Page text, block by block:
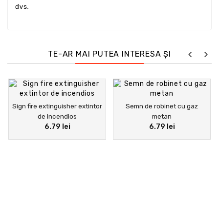
dvs.
TE-AR MAI PUTEA INTERESA ȘI
Sign fire extinguisher extintor
de incendios
6.79 lei
Semn de robinet cu gaz
metan
6.79 lei